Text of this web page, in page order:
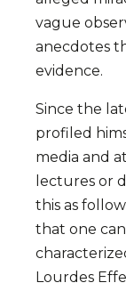
vague
anecdotes
evidence.
Since the
profiled
media and
lectures or
this as
that one
Lourdes